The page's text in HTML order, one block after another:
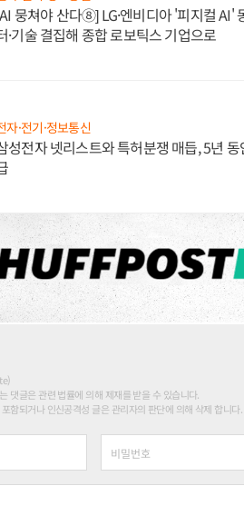
뭉쳐야 산다⑧] LG·엔비디아 '피지컬 AI'
·기술 결집해 종합 로보틱스 기업으로
자·전기·정보통신
성전자 넷리스트와 특허분쟁 매듭, 5년
댓글은 관련 법률에 의해 제재를 받을 수 있습니다.
함되거나 인신공격성 글은 관리자의 판단에 의해 삭제 합니다.